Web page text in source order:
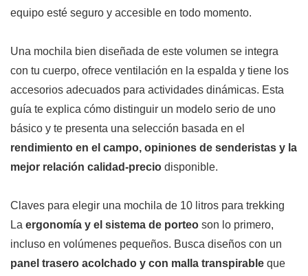
equipo esté seguro y accesible en todo momento.
Una mochila bien diseñada de este volumen se integra
con tu cuerpo, ofrece ventilación en la espalda y tiene los
accesorios adecuados para actividades dinámicas. Esta
guía te explica cómo distinguir un modelo serio de uno
básico y te presenta una selección basada en el
rendimiento en el campo, opiniones de senderistas y la
mejor relación calidad-precio disponible.
Claves para elegir una mochila de 10 litros para trekking
La ergonomía y el sistema de porteo son lo primero,
incluso en volúmenes pequeños. Busca diseños con un
panel trasero acolchado y con malla transpirable que